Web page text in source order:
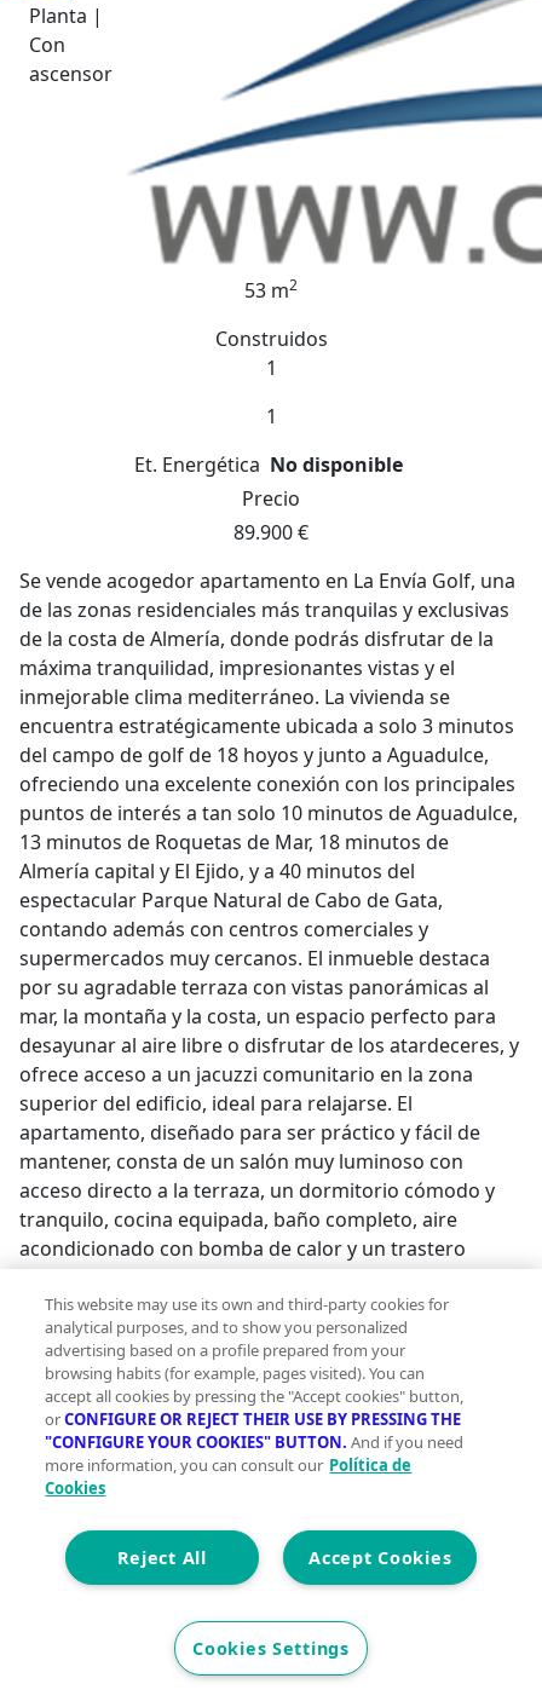
Planta |
Con
ascensor
53 m2
Construidos
1
1
Et. Energética No disponible
Precio
89.900 €
Se vende acogedor apartamento en La Envía Golf, una
de las zonas residenciales más tranquilas y exclusivas
de la costa de Almería, donde podrás disfrutar de la
máxima tranquilidad, impresionantes vistas y el
inmejorable clima mediterráneo. La vivienda se
encuentra estratégicamente ubicada a solo 3 minutos
del campo de golf de 18 hoyos y junto a Aguadulce,
ofreciendo una excelente conexión con los principales
puntos de interés a tan solo 10 minutos de Aguadulce,
13 minutos de Roquetas de Mar, 18 minutos de
Almería capital y El Ejido, y a 40 minutos del
espectacular Parque Natural de Cabo de Gata,
contando además con centros comerciales y
supermercados muy cercanos. El inmueble destaca
por su agradable terraza con vistas panorámicas al
mar, la montaña y la costa, un espacio perfecto para
desayunar al aire libre o disfrutar de los atardeceres, y
ofrece acceso a un jacuzzi comunitario en la zona
superior del edificio, ideal para relajarse. El
apartamento, diseñado para ser práctico y fácil de
mantener, consta de un salón muy luminoso con
acceso directo a la terraza, un dormitorio cómodo y
tranquilo, cocina equipada, baño completo, aire
acondicionado con bomba de calor y un trastero
privado, además de contar con facilidad de
aparcamiento en la zona. Su ubicación es privilegiada
para disfrutar de playas, el puerto deportivo de
Aguadulce, variada oferta de restauración y rutas de
senderismo. Es la opción ideal para parejas, golfistas,
profesionales en régimen de teletrabajo o quienes
busquen una segunda residencia para escapadas de
descanso, priorizando siempre la calidad de vida, las
mantenimientos innecesarios. Un lugar perfecto para
combinar naturaleza, deporte y la cercanía al mar en
contacta ahora para concertar tu visita o solicitar más
información sin compromiso!;
This website may use its own and third-party cookies for
analytical purposes, and to show you personalized
advertising based on a profile prepared from your
browsing habits (for example, pages visited). You can
accept all cookies by pressing the "Accept cookies" button,
orCONFIGURE OR REJECT THEIR USE BY PRESSING THE
"CONFIGURE YOUR COOKIES" BUTTON. And if you need
more information, you can consult our Política de
Cookies
Accept Cookies
Reject All
Cookies Settings